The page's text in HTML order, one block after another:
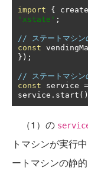
import {
'xstate' ;
// ステートマシン
const
});
// ステートマシン
const service =
service . start
（1）の
トマシンが実行
ートマシンの静